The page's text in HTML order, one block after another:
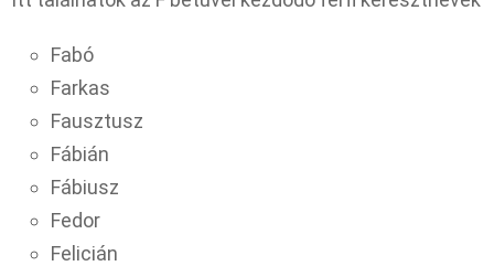
Fabó
Farkas
Fausztusz
Fábián
Fábiusz
Fedor
Felicián